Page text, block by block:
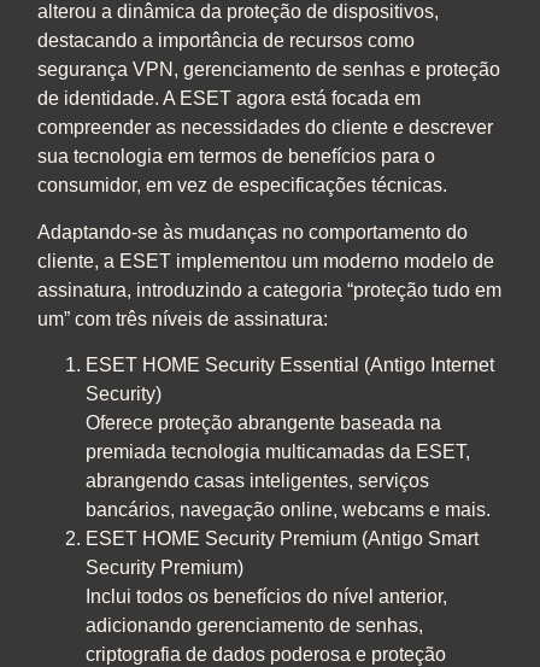
alterou a dinâmica da proteção de dispositivos,
destacando a importância de recursos como
segurança VPN, gerenciamento de senhas e proteção
de identidade. A ESET agora está focada em
compreender as necessidades do cliente e descrever
sua tecnologia em termos de benefícios para o
consumidor, em vez de especificações técnicas.
Adaptando-se às mudanças no comportamento do
cliente, a ESET implementou um moderno modelo de
assinatura, introduzindo a categoria “proteção tudo em
um” com três níveis de assinatura:
ESET HOME Security Essential (Antigo Internet
Security)
Oferece proteção abrangente baseada na
premiada tecnologia multicamadas da ESET,
abrangendo casas inteligentes, serviços
bancários, navegação online, webcams e mais.
ESET HOME Security Premium (Antigo Smart
Security Premium)
Inclui todos os benefícios do nível anterior,
adicionando gerenciamento de senhas,
criptografia de dados poderosa e proteção